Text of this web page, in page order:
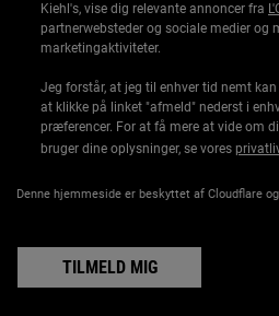
Kiehl's, vise dig relevante annoncer fra
partnerwebsteder og sociale medier og
marketingaktiviteter.
Jeg forstår, at jeg til enhver tid nemt
at klikke på linket "afmeld" nederst i
præferencer. For at få mere at vide om
bruger dine oplysninger, se vores
Denne hjemmeside er beskyttet af Cloudflare
TILMELD MIG